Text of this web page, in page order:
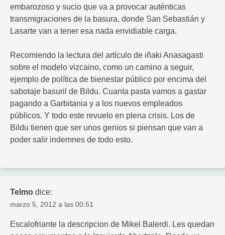
embarozoso y sucio que va a provocar auténticas
transmigraciones de la basura, donde San Sebastián y
Lasarte van a tener esa nada envidiable carga.
Recomiendo la lectura del artículo de iñaki Anasagasti
sobre el modelo vizcaino, como un camino a seguir,
ejemplo de política de bienestar público por encima del
sabotaje basuril de Bildu. Cuanta pasta vamos a gastar
pagando a Garbitania y a los nuevos empleados
públicos. Y todo este revuelo en plena crisis. Los de
Bildu tienen que ser unos genios si piensan que van a
poder salir indemnes de todo esto.
Telmo dice:
marzo 5, 2012 a las 00:51
Escalofriante la descripcion de Mikel Balerdi. Les quedan